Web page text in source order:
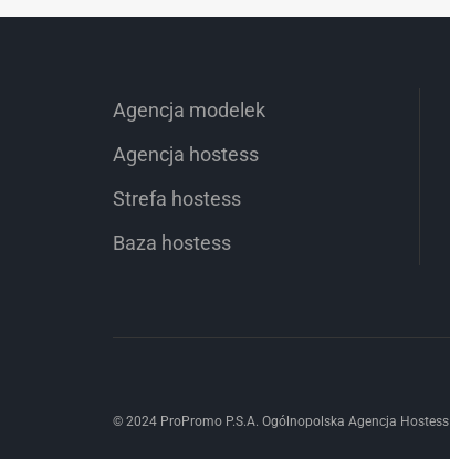
Agencja modelek
Agencja hostess
Strefa hostess
Baza hostess
© 2024 ProPromo P.S.A. Ogólnopolska Agencja Hostess